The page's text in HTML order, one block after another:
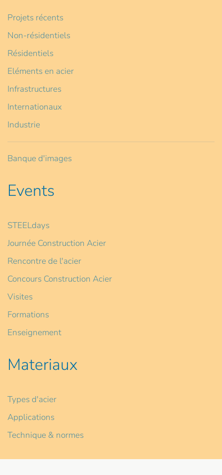
Projets récents
Non-résidentiels
Résidentiels
Eléments en acier
Infrastructures
Internationaux
Industrie
Banque d'images
Events
STEELdays
Journée Construction Acier
Rencontre de l'acier
Concours Construction Acier
Visites
Formations
Enseignement
Materiaux
Types d'acier
Applications
Technique & normes